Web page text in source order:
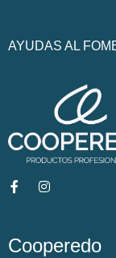
AYUDAS AL
Cooperedo